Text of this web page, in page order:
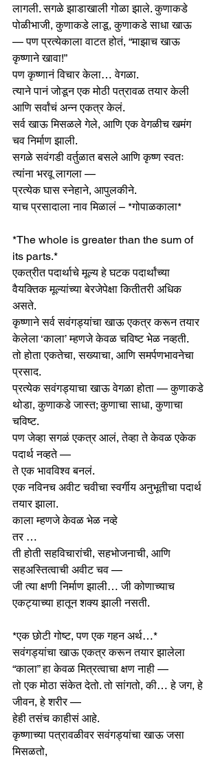
लागली. सगळे झाडाखाली गोळा झाले. कुणाकडे
पोळीभाजी, कुणाकडे लाडू, कुणाकडे साधा खाऊ
— पण प्रत्येकाला वाटत होतं, “माझाच खाऊ
कृष्णाने खावा!”
पण कृष्णानं विचार केला… वेगळा.
त्याने पानं जोडून एक मोठी पत्रावळ तयार केली
आणि सर्वांचं अन्न एकत्र केलं.
सर्व खाऊ मिसळले गेले, आणि एक वेगळीच खमंग
चव निर्माण झाली.
सगळे सवंगडी वर्तुळात बसले आणि कृष्ण स्वतः
त्यांना भरवू लागला —
प्रत्येक घास स्नेहाने, आपुलकीने.
याच प्रसादाला नाव मिळालं – *गोपाळकाला*
*The whole is greater than the sum of
its parts.*
एकत्रीत पदार्थाचे मूल्य हे घटक पदार्थांच्या
वैयक्तिक मूल्यांच्या बेरजेपेक्षा कितीतरी अधिक
असते.
कृष्णाने सर्व सवंगड्यांचा खाऊ एकत्र करून तयार
केलेला ‘काला’ म्हणजे केवळ चविष्ट भेळ नव्हती.
तो होता एकतेचा, सख्याचा, आणि समर्पणभावनेचा
प्रसाद.
प्रत्येक सवंगड्याचा खाऊ वेगळा होता — कुणाकडे
थोडा, कुणाकडे जास्त; कुणाचा साधा, कुणाचा
चविष्ट.
पण जेव्हा सगळं एकत्र आलं, तेव्हा ते केवळ एकेक
पदार्थ नव्हते —
ते एक भावविश्व बनलं.
एक नविनच अवीट चवीचा स्वर्गीय अनुभूतीचा पदार्थ
तयार झाला.
काला म्हणजे केवळ भेळ नव्हे
तर …
ती होती सहविचारांची, सहभोजनाची, आणि
सहअस्तित्वाची अवीट चव —
जी त्या क्षणी निर्माण झाली… जी कोणाच्याच
एकट्याच्या हातून शक्य झाली नसती.
*एक छोटी गोष्ट, पण एक गहन अर्थ…*
सवंगड्यांचा खाऊ एकत्र करून तयार झालेला
“काला” हा केवळ मित्रत्वाचा क्षण नाही —
तो एक मोठा संकेत देतो. तो सांगतो, की… हे जग, हे
जीवन, हे शरीर —
हेही तसंच काहीसं आहे.
कृष्णाच्या पत्रावळीवर सवंगड्यांचा खाऊ जसा
मिसळतो,